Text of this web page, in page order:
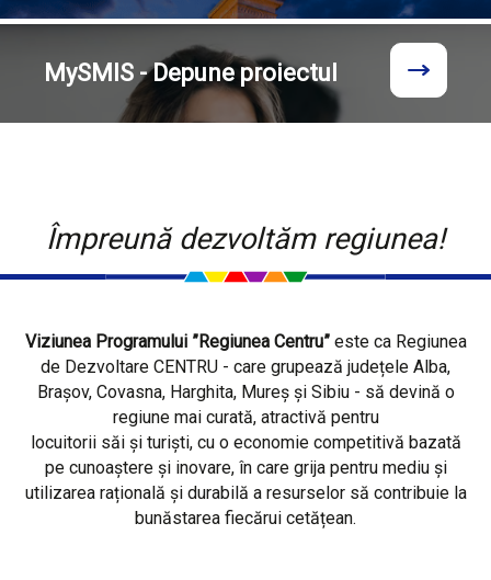
MySMIS - Depune proiectul
Împreună dezvoltăm regiunea!
Viziunea Programului ”Regiunea Centru”este ca Regiunea
de Dezvoltare CENTRU - care grupează județele Alba,
Brașov, Covasna, Harghita, Mureș și Sibiu - să devină o
regiune mai curată, atractivă pentru
locuitorii săi și turiști, cu o economie competitivă bazată
pe cunoaștere și inovare, în care grija pentru mediu și
utilizarea rațională și durabilă a resurselor să contribuie la
bunăstarea fiecărui cetățean.